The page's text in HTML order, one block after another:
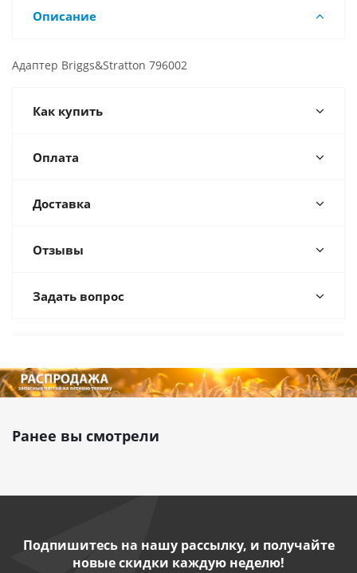
Описание
Адаптер Briggs&Stratton 796002
Как купить
Оплата
Доставка
Отзывы
Задать вопрос
Ранее вы смотрели
Подпишитесь на нашу рассылку, и получайте
новые скидки каждую неделю!